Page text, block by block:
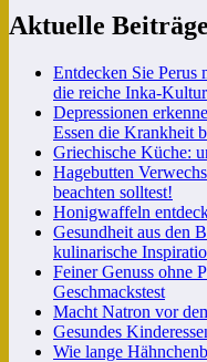
Aktuelle Beiträge
Entdecken Sie Perus
die reiche Inka-Kultur
Depressionen
Essen die Krankheit
Griechische Küche:
Hagebutten
beachten solltest!
Honigwaffeln
Gesundheit aus den
kulinarische
Feiner Genuss ohne
Geschmackstest
Macht Natron vor
Gesundes
Wie lange